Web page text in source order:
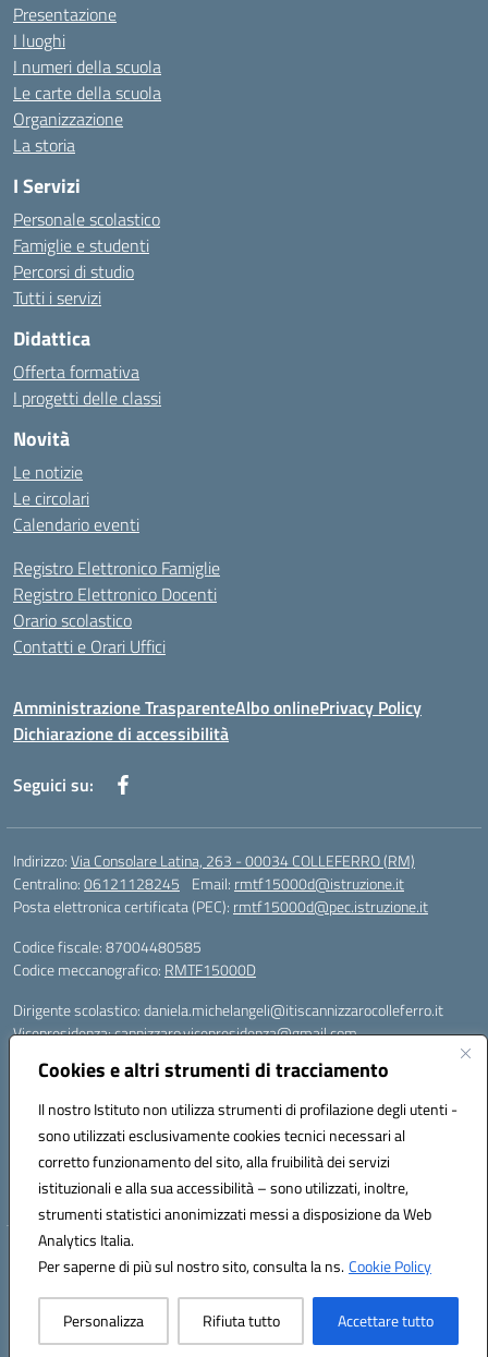
Cookies e altri strumenti di tracciamento
Il nostro Istituto non utilizza strumenti di profilazione degli utenti -
sono utilizzati esclusivamente cookies tecnici necessari al
corretto funzionamento del sito, alla fruibilità dei servizi
istituzionali e alla sua accessibilità – sono utilizzati, inoltre,
strumenti statistici anonimizzati messi a disposizione da Web
Analytics Italia.
Per saperne di più sul nostro sito, consulta la ns.Cookie Policy
Personalizza Rifiuta tutto Accettare tutto
Presentazione
I luoghi
I numeri della scuola
Le carte della scuola
Organizzazione
La storia
I Servizi
Personale scolastico
Famiglie e studenti
Percorsi di studio
Tutti i servizi
Didattica
Offerta formativa
I progetti delle classi
Novità
Le notizie
Le circolari
Calendario eventi
Registro Elettronico Famiglie
Registro Elettronico Docenti
Orario scolastico
Contatti e Orari Uffici
Amministrazione TrasparenteAlbo onlinePrivacy Policy
Dichiarazione di accessibilità
Seguici su:
Indirizzo:Via Consolare Latina, 263 - 00034 COLLEFERRO (RM)
Centralino:06121128245 Email: rmtf15000d@istruzione.it
Posta elettronica certificata (PEC): rmtf15000d@pec.istruzione.it
Codice fiscale: 87004480585
Codice meccanografico: RMTF15000D
Dirigente scolastico: daniela.michelangeli@itiscannizzarocolleferro.it
Vicepresidenza: cannizzaro.vicepresidenza@gmail.com
Supporto piattaforme DDI (creazione account e rigenerazione credenziali)
supporto_gsuite@itiscannizzarocolleferro.it
Microsoft Office 365 (Teams):
supporto_office365@cannizzaro.onmicrosoft.com
Hosting & Powered by 3D Solution S.r.l.
Concept & Design by Designers Italia